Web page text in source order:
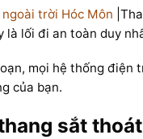
trời Hóc Môn
là lối đi an toàn duy
mọi hệ thống
của bạn.
sắt thoát